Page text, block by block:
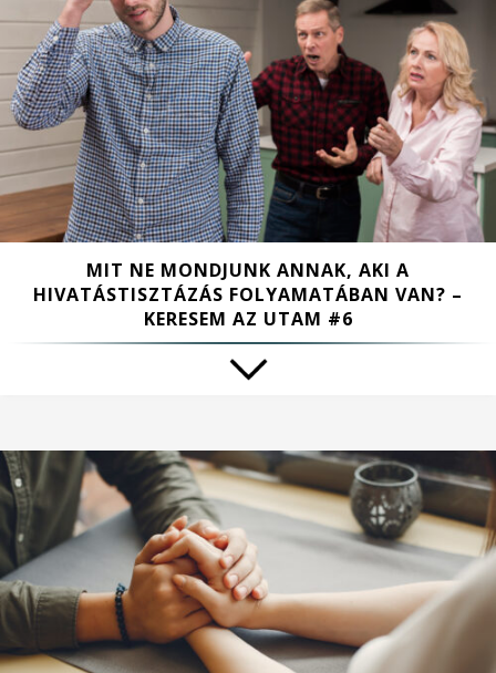
MIT NE MONDJUNK ANNAK, AKI A
HIVATÁSTISZTÁZÁS FOLYAMATÁBAN VAN? –
KERESEM AZ UTAM #6